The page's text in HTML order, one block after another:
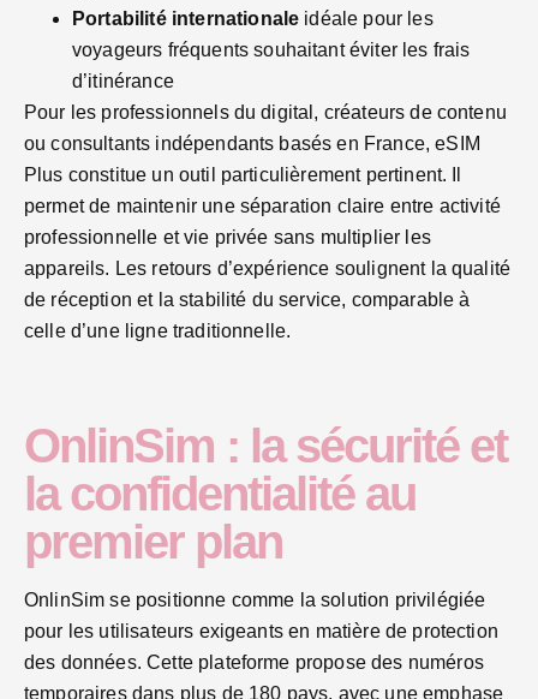
Portabilité internationale idéale pour les
voyageurs fréquents souhaitant éviter les frais
d’itinérance
Pour les professionnels du digital, créateurs de contenu
ou consultants indépendants basés en France, eSIM
Plus constitue un outil particulièrement pertinent. Il
permet de maintenir une séparation claire entre activité
professionnelle et vie privée sans multiplier les
appareils. Les retours d’expérience soulignent la qualité
de réception et la stabilité du service, comparable à
celle d’une ligne traditionnelle.
OnlinSim : la sécurité et
la confidentialité au
premier plan
OnlinSim se positionne comme la solution privilégiée
pour les utilisateurs exigeants en matière de protection
des données. Cette plateforme propose des numéros
temporaires dans plus de 180 pays, avec une emphase